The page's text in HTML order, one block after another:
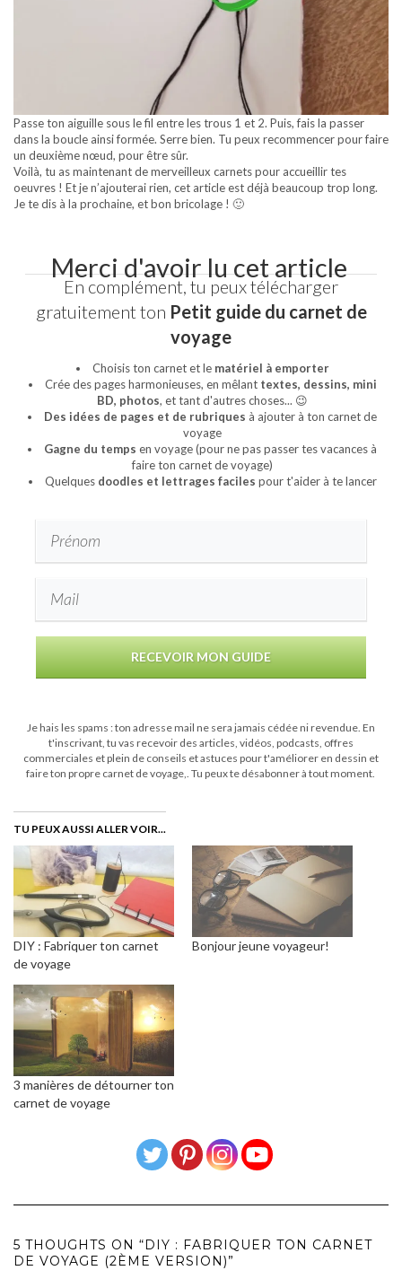
Passe ton aiguille sous le fil entre les trous 1 et 2. Puis, fais la passer
dans la boucle ainsi formée. Serre bien. Tu peux recommencer pour faire
un deuxième nœud, pour être sûr.
Voilà, tu as maintenant de merveilleux carnets pour accueillir tes
oeuvres ! Et je n’ajouterai rien, cet article est déjà beaucoup trop long.
Je te dis à la prochaine, et bon bricolage ! 🙂
Merci d'avoir lu cet article
En complément, tu peux télécharger
gratuitement ton Petit guide du carnet de
voyage
Choisis ton carnet et le matériel à emporter
Crée des pages harmonieuses, en mêlant textes, dessins, mini
BD, photos, et tant d'autres choses... 😉
Des idées de pages et de rubriques à ajouter à ton carnet de
voyage
Gagne du temps en voyage (pour ne pas passer tes vacances à
faire ton carnet de voyage)
Quelques doodles et lettrages faciles pour t'aider à te lancer
RECEVOIR MON GUIDE
Je hais les spams : ton adresse mail ne sera jamais cédée ni revendue. En
t'inscrivant, tu vas recevoir des articles, vidéos, podcasts, offres
commerciales et plein de conseils et astuces pour t'améliorer en dessin et
faire ton propre carnet de voyage,. Tu peux te désabonner à tout moment.
TU PEUX AUSSI ALLER VOIR...
DIY : Fabriquer ton carnet
de voyage
Bonjour jeune voyageur!
3 manières de détourner ton
carnet de voyage
5 THOUGHTS ON “DIY : FABRIQUER TON CARNET
DE VOYAGE (2ÈME VERSION)”